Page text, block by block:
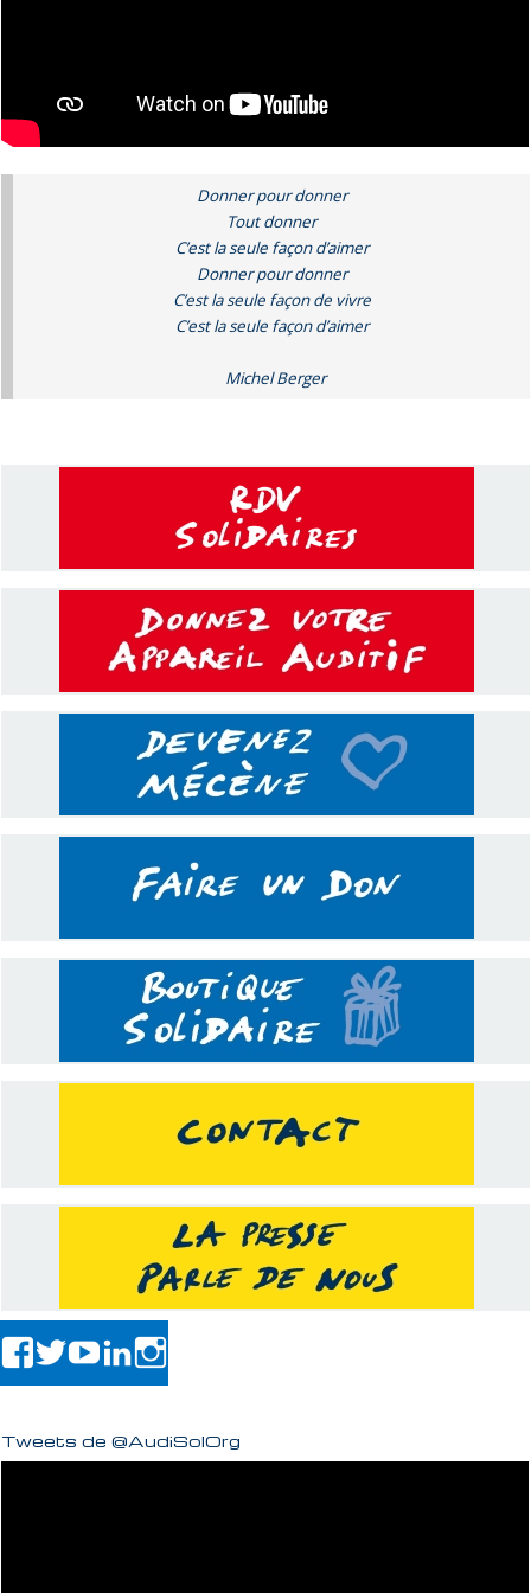
Donner pour donner
Tout donner
C’est la seule façon d’aimer
Donner pour donner
C’est la seule façon de vivre
C’est la seule façon d’aimer
Michel Berger
Tweets de @AudiSolOrg